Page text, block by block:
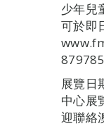
少年兒
可於即
展覽日
中心展
迎聯絡